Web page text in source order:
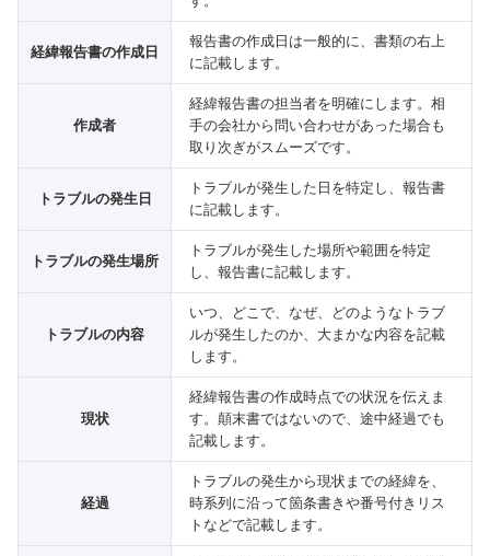
経緯報告書の作成日
報告書の作成日は一般的に、書類の右上
に記載します。
作成者
経緯報告書の担当者を明確にします。相
手の会社から問い合わせがあった場合も
取り次ぎがスムーズです。
トラブルの発生日
トラブルが発生した日を特定し、報告書
に記載します。
トラブルの発生場所
トラブルが発生した場所や範囲を特定
し、報告書に記載します。
トラブルの内容
いつ、どこで、なぜ、どのようなトラブ
ルが発生したのか、大まかな内容を記載
します。
現状
経緯報告書の作成時点での状況を伝えま
す。顛末書ではないので、途中経過でも
記載します。
経過
トラブルの発生から現状までの経緯を、
時系列に沿って箇条書きや番号付きリス
トなどで記載します。